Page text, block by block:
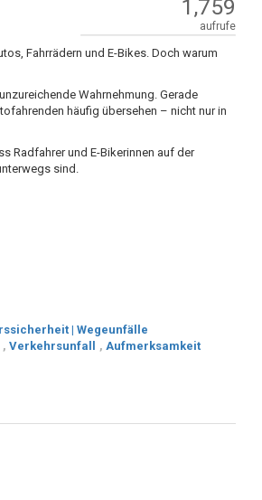
1,759
aufrufe
Fahrrädern und E-Bikes. Doch warum
Wahrnehmung. Gerade
häufig übersehen – nicht nur in
Radfahrer und E-Bikerinnen auf der
sind.
| Wegeunfälle
, Verkehrsunfall , Aufmerksamkeit